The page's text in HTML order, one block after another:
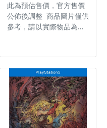
此為預估售價，官方售價
公佈後調整 商品圖片僅供
參考，請以實際物品為主
台：PlayStation 5 遊戲
類型：動作冒險 遊玩人
數： 1 人 作品分級：輔
15 級 製作廠商：
Remedy Entertainment
發行廠商：Remedy
Entertainment